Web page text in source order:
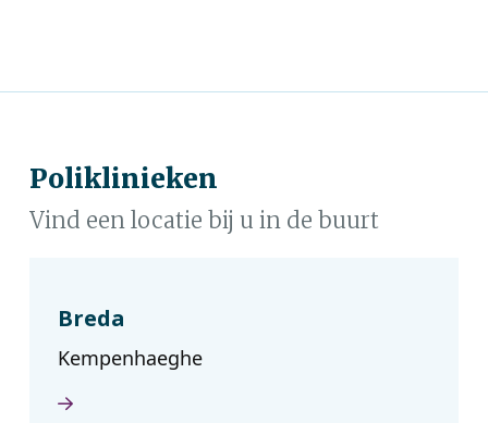
Poliklinieken
Vind een locatie bij u in de buurt
Breda
Kempenhaeghe